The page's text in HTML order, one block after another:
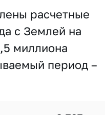
расчетные
с Землей на
миллиона
период –